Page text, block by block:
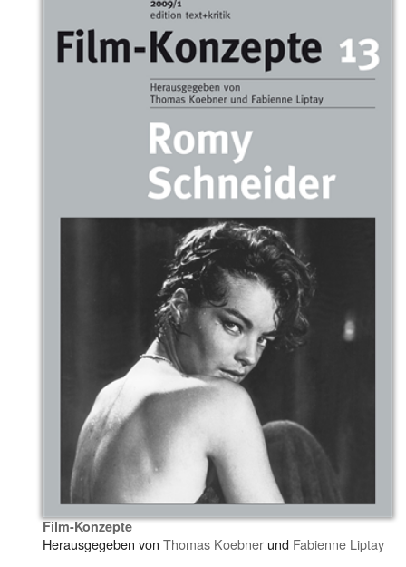
Film-Konzepte
Herausgegeben von Thomas Koebner und Fabienne Liptay